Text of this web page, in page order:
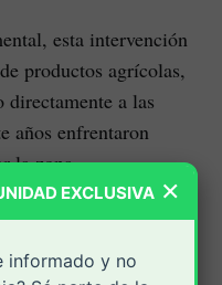
esta intervención
productos agrícolas,
a las
años enfrentaron
la zona.
destacó que la obra
para la Vida"
×
EXCLUSIVA
informado y no